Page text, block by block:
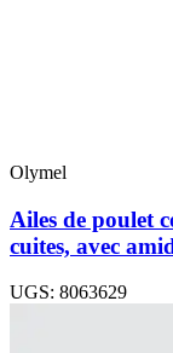
Olymel
Ailes de poulet
cuites, avec
UGS: 8063629